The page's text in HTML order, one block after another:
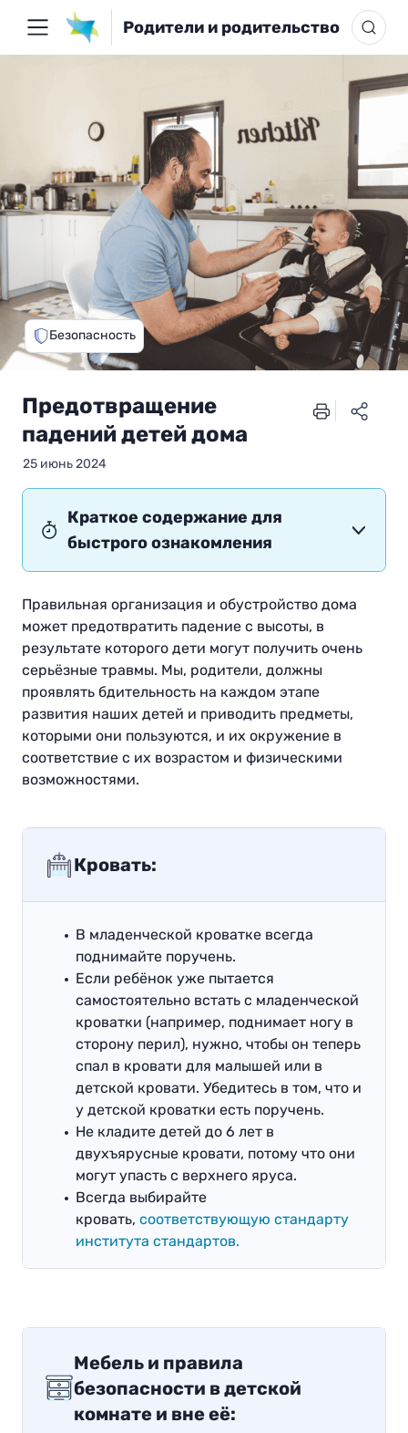
Родители и родительство
Безопасность
Предотвращение
падений детей дома
25 июнь 2024
Краткое содержание для
быстрого ознакомления
Правильная организация и обустройство дома
может предотвратить падение с высоты, в
результате которого дети могут получить очень
серьёзные травмы. Мы, родители, должны
проявлять бдительность на каждом этапе
развития наших детей и приводить предметы,
которыми они пользуются, и их окружение в
соответствие с их возрастом и физическими
возможностями.
Кровать:
В младенческой кроватке всегда
поднимайте поручень.
Если ребёнок уже пытается
самостоятельно встать с младенческой
кроватки (например, поднимает ногу в
сторону перил), нужно, чтобы он теперь
спал в кровати для малышей или в
детской кровати. Убедитесь в том, что и
у детской кроватки есть поручень.
Не кладите детей до 6 лет в
двухъярусные кровати, потому что они
могут упасть с верхнего яруса.
Всегда выбирайте
кровать, соответствующую стандарту
института стандартов.
Мебель и правила
безопасности в детской
комнате и вне её: